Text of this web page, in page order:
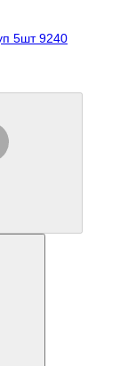
5шт 9240